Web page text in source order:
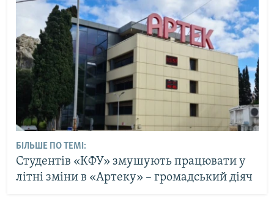
БІЛЬШЕ ПО ТЕМІ:
Студентів «КФУ» змушують працювати у
літні зміни в «Артеку» – громадський діяч